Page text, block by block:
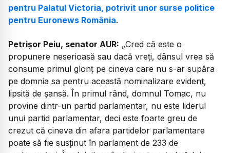
pentru Palatul Victoria, potrivit unor surse politice
pentru Euronews România.
Petrișor Peiu, senator AUR: „Cred că este o
propunere neserioasă sau dacă vreți, dânsul vrea să
consume primul glonț pe cineva care nu s-ar supăra
pe domnia sa pentru această nominalizare evident,
lipsită de șansă. În primul rând, domnul Tomac, nu
provine dintr-un partid parlamentar, nu este liderul
unui partid parlamentar, deci este foarte greu de
crezut că cineva din afara partidelor parlamentare
poate să fie susținut în parlament de 233 de